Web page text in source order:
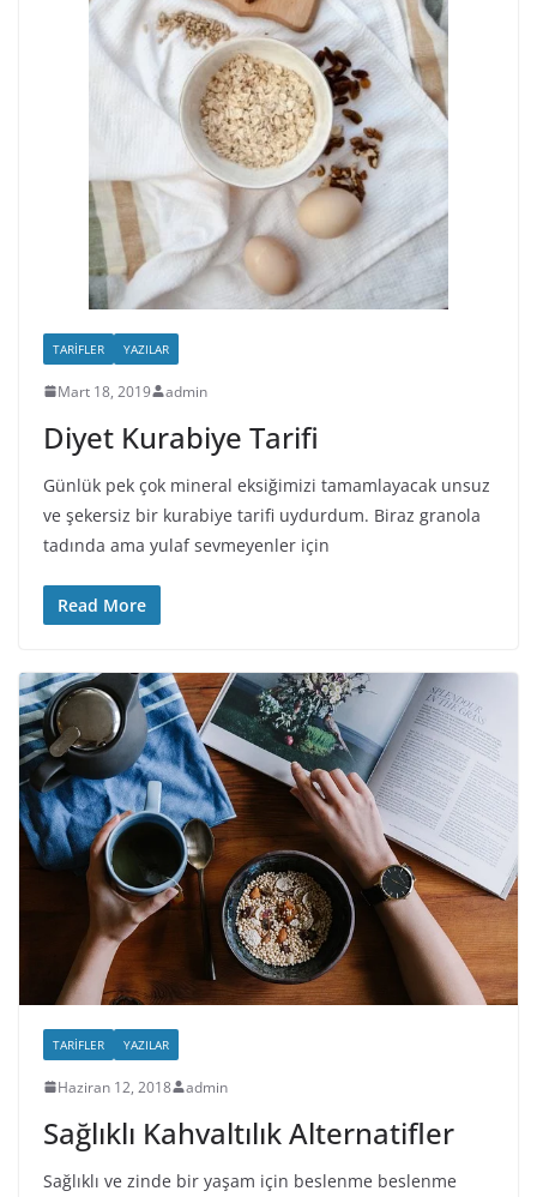
TARIFLER YAZILAR
Mart 18, 2019 admin
Diyet Kurabiye Tarifi
Günlük pek çok mineral eksiğimizi tamamlayacak unsuz
ve şekersiz bir kurabiye tarifi uydurdum. Biraz granola
tadında ama yulaf sevmeyenler için
Read More
TARIFLER YAZILAR
Haziran 12, 2018 admin
Sağlıklı Kahvaltılık Alternatifler
Sağlıklı ve zinde bir yaşam için beslenme beslenme